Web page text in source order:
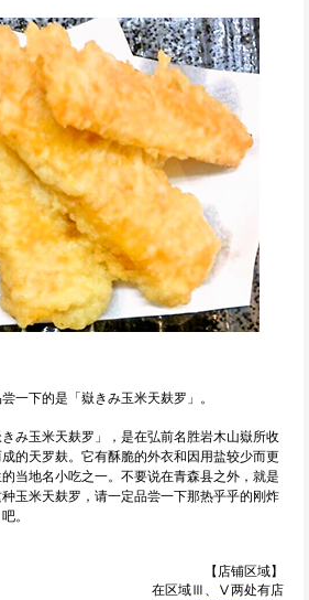
一下的是「嶽きみ玉米天麸罗」。
み玉米天麸罗」，是在弘前名胜岩木山嶽所收
的天罗麸。它有酥脆的外衣和因用盐较少而更
当地名小吃之一。不要说在青森县之外，就是
玉米天麸罗，请一定品尝一下那热乎乎的刚炸
。
【店铺区域】
在区域Ⅲ、Ⅴ两处有店